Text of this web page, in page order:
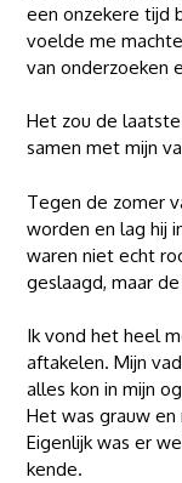
een onzekere tijd
voelde me
van onderzoeken
Het zou de
samen met mijn
Tegen de zomer
worden en lag hij
waren niet echt
geslaagd, maar
Ik vond het heel
aftakelen. Mijn
alles kon in mijn
Het was grauw
Eigenlijk was er
kende.